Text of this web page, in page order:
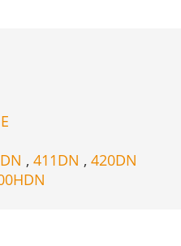
, 411DN , 420DN